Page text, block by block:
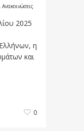
Ανακοινώσεις
2025
η
και
0